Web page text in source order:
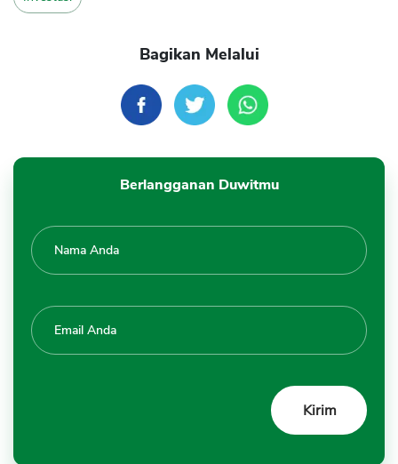
Bagikan Melalui
Berlangganan Duwitmu